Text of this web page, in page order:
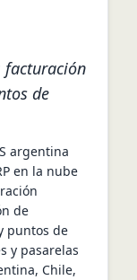
facturación
de
argentina
en la nube
de
puntos de
y pasarelas
Chile,